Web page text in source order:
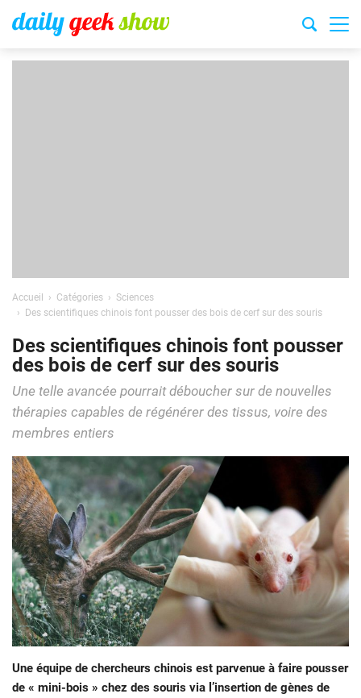
Accueil Catégories
Sciences
Des scientifiques chinois font pousser des bois de cerf sur des souris
Des scientifiques chinois font pousser
des bois de cerf sur des souris
Une telle avancée pourrait déboucher sur de nouvelles
thérapies capables de régénérer des tissus, voire des
membres entiers
Une équipe de chercheurs chinois est parvenue à faire pousser
de « mini-bois » chez des souris via l’insertion de gènes de